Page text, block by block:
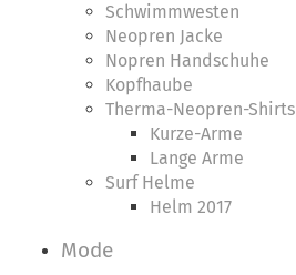
Schwimmwesten
Neopren Jacke
Nopren Handschuhe
Kopfhaube
Therma-Neopren-Shirts
Kurze-Arme
Lange Arme
Surf Helme
Helm 2017
Mode